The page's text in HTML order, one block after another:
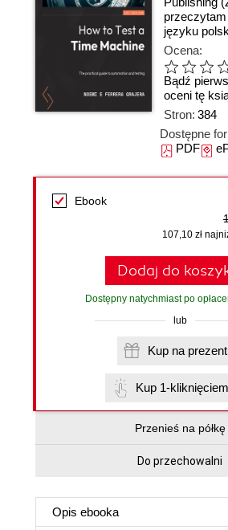
języku
Ocena:
Bądź
oceni tę
Stron: 384
Dostępne
PDF
Ebook
107,10 zł
Dodaj do
Dostępny natychmiast po
lub
Kup na prezent
Kup 1-kliknięciem
Przenieś na półkę
Do przechowalni
Opis ebooka